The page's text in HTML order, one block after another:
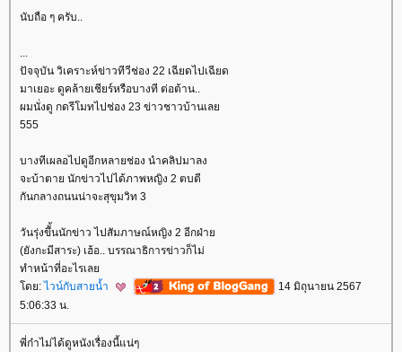
นับถือ ๆ ครับ..
ปัจจุบัน วิเคราะห์ข่าวทีวีช่อง 22 เฉียดไปเฉียด
มาเยอะ ดูคล้ายเชียร์หรือบางที ต่อต้าน..
ผมนั่งดู กดรีโมทไปช่อง 23 ข่าวชาวบ้านเล
555
บางทีเผลอไปดูอีกหลายช่อง นำคลิปมาลง
จะบ้าตาย นักข่าวไปได้ภาพหญิง 2 ตบตี
กันกลางถนนน่าจะสุขุมวิท 3
วันรุ่งขึั้นนักข่าว ไปสัมภาษณ์หญิง 2 อีกฝ่า
(ยังกะมีสาระ) เฮ้อ.. บรรณาธิการข่าวก็ไม่
ทำหน้าที่อะไรเล
ดย:ไวน์กับสายน้ำ
14 มิถุนายน 2567
5:06:33 น.
พี่ก๋าไม่ได้ดูหนังเรื่องนี้แน่ๆ